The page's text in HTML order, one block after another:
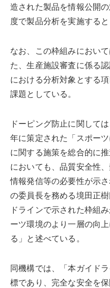
造された製品を情報公開
度で製品分析を実施すると
なお、この枠組みにおい
た、生産施設審査に係る
における分析対象とする
課題としている。
ドーピング防止に関して
年に策定された「スポー
に関する施策を総合的に
においても、品質安全性
情報発信等の必要性が示
の委員長を務める境田正
ドラインで示された枠組
ーツ環境のより一層の向
る」と述べている。
同機構では、「本ガイド
標であり、完全な安全を